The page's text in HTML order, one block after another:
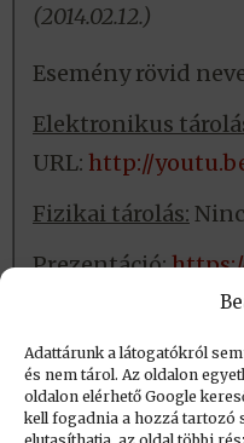
Adattárunk a látogatókról
és nem tárol. Az oldalon
oldalon elérhető Google
kell fogadnia a hozzá
(2014.02.12.)
Esemény rövid
Elektronikus
URL: http://
Fizikai tárolás:
Prezentáció:
content/uploads/
Létrehozva: 2016.06.17.